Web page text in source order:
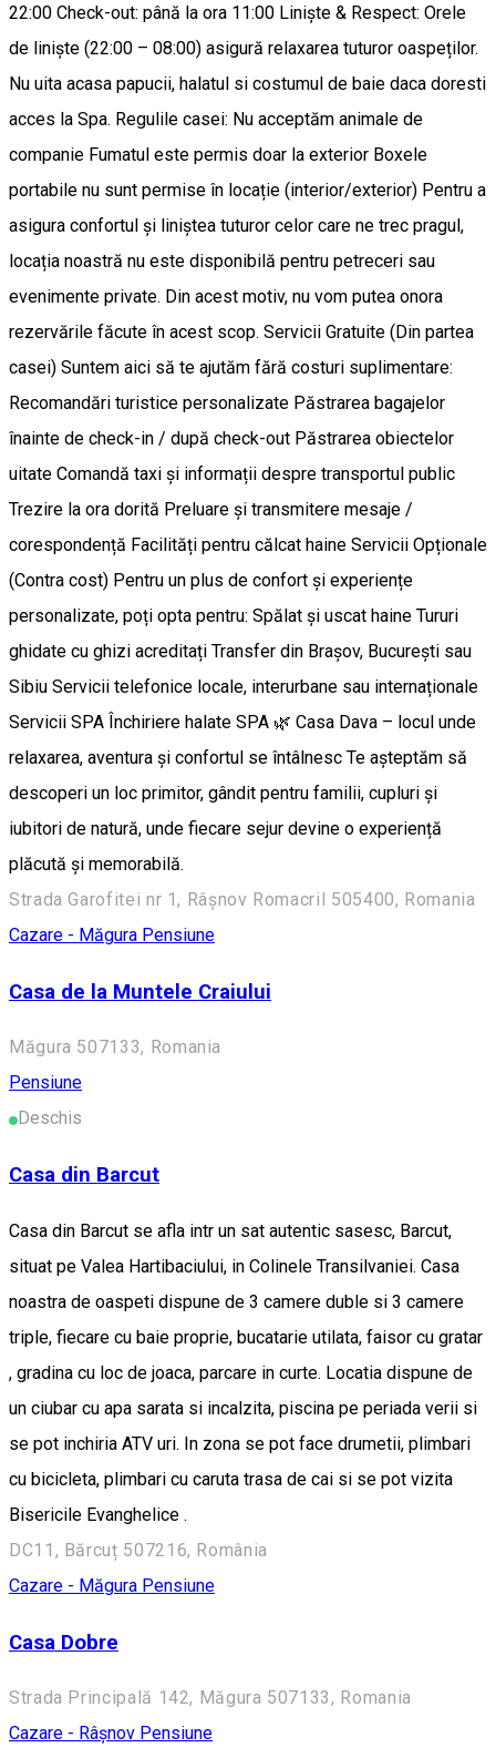
22:00 Check-out: până la ora 11:00 Liniște & Respect: Orele
de liniște (22:00 – 08:00) asigură relaxarea tuturor oaspeților.
Nu uita acasa papucii, halatul si costumul de baie daca doresti
acces la Spa. Regulile casei: Nu acceptăm animale de
companie Fumatul este permis doar la exterior Boxele
portabile nu sunt permise în locație (interior/exterior) Pentru a
asigura confortul și liniștea tuturor celor care ne trec pragul,
locația noastră nu este disponibilă pentru petreceri sau
evenimente private. Din acest motiv, nu vom putea onora
rezervările făcute în acest scop. Servicii Gratuite (Din partea
casei) Suntem aici să te ajutăm fără costuri suplimentare:
Recomandări turistice personalizate Păstrarea bagajelor
înainte de check-in / după check-out Păstrarea obiectelor
uitate Comandă taxi și informații despre transportul public
Trezire la ora dorită Preluare și transmitere mesaje /
corespondență Facilități pentru călcat haine Servicii Opționale
(Contra cost) Pentru un plus de confort și experiențe
personalizate, poți opta pentru: Spălat și uscat haine Tururi
ghidate cu ghizi acreditați Transfer din Brașov, București sau
Sibiu Servicii telefonice locale, interurbane sau internaționale
Servicii SPA Închiriere halate SPA 🌿 Casa Dava – locul unde
relaxarea, aventura și confortul se întâlnesc Te așteptăm să
descoperi un loc primitor, gândit pentru familii, cupluri și
iubitori de natură, unde fiecare sejur devine o experiență
plăcută și memorabilă.
Strada Garofitei nr 1, Râșnov Romacril 505400, Romania
Cazare - Măgura Pensiune
Casa de la Muntele Craiului
Măgura 507133, Romania
Pensiune
Deschis
Casa din Barcut
Casa din Barcut se afla intr un sat autentic sasesc, Barcut,
situat pe Valea Hartibaciului, in Colinele Transilvaniei. Casa
noastra de oaspeti dispune de 3 camere duble si 3 camere
triple, fiecare cu baie proprie, bucatarie utilata, faisor cu gratar
, gradina cu loc de joaca, parcare in curte. Locatia dispune de
un ciubar cu apa sarata si incalzita, piscina pe periada verii si
se pot inchiria ATV uri. In zona se pot face drumetii, plimbari
cu bicicleta, plimbari cu caruta trasa de cai si se pot vizita
Bisericile Evanghelice .
DC11, Bărcuț 507216, România
Cazare - Măgura Pensiune
Casa Dobre
Strada Principală 142, Măgura 507133, Romania
Cazare - Râșnov Pensiune